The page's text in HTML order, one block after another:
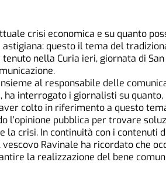
crisi economica e su quanto
questo il tema del
nella Curia ieri, giornata di San
al responsabile delle
ha interrogato i giornalisti su
colto in riferimento a questo
l’opinione pubblica per trovare
la crisi. In continuità con i contenuti
Ravinale ha ricordato che
la realizzazione del bene